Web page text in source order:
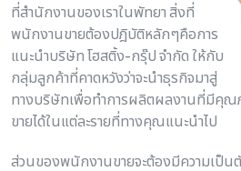
ที่สำนักงานของเราในพัทยา สิ่งที่
พนักงานขายต้องปฎิบัติหลักๆคือการ
แนะนำบริษัท โฮสติ้ง-กรุ๊ป จำกัด ให้กับ
กลุ่มลูกค้าที่คาดหวังว่าจะนำธุรกิจมาสู่
ทางบริษัทเพื่อทำการผลิตผลงานที่มีคุณภ
ขายได้ในแต่ละรายที่ทางคุณแนะนำไป
ส่วนของพนักงานขายจะต้องมีความเป็นตั